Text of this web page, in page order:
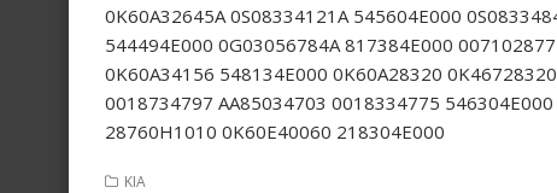
0K60A32645A 0S08334121A 545604E000
544494E000 0G03056784A 817384E000
0K60A34156 548134E000 0K60A28320
0018734797 AA85034703 0018334775
28760H1010 0K60E40060 218304E000
KIA